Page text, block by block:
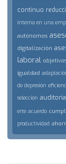
continuo
interna en una
autónomos
digitalización
laboral
igualdad
de depresión
selección
erte acuerdo
productividad